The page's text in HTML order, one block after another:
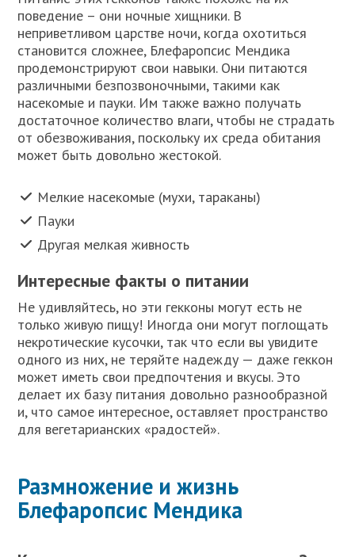
поведение – они ночные хищники. В
неприветливом царстве ночи, когда охотиться
становится сложнее, Блефаропсис Мендика
продемонстрируют свои навыки. Они питаются
различными безпозвоночными, такими как
насекомые и пауки. Им также важно получать
достаточное количество влаги, чтобы не страдать
от обезвоживания, поскольку их среда обитания
может быть довольно жестокой.
Мелкие насекомые (мухи, тараканы)
Пауки
Другая мелкая живность
Интересные факты о питании
Не удивляйтесь, но эти гекконы могут есть не
только живую пищу! Иногда они могут поглощать
некротические кусочки, так что если вы увидите
одного из них, не теряйте надежду — даже геккон
может иметь свои предпочтения и вкусы. Это
делает их базу питания довольно разнообразной
и, что самое интересное, оставляет пространство
для вегетарианских «радостей».
Размножение и жизнь
Блефаропсис Мендика